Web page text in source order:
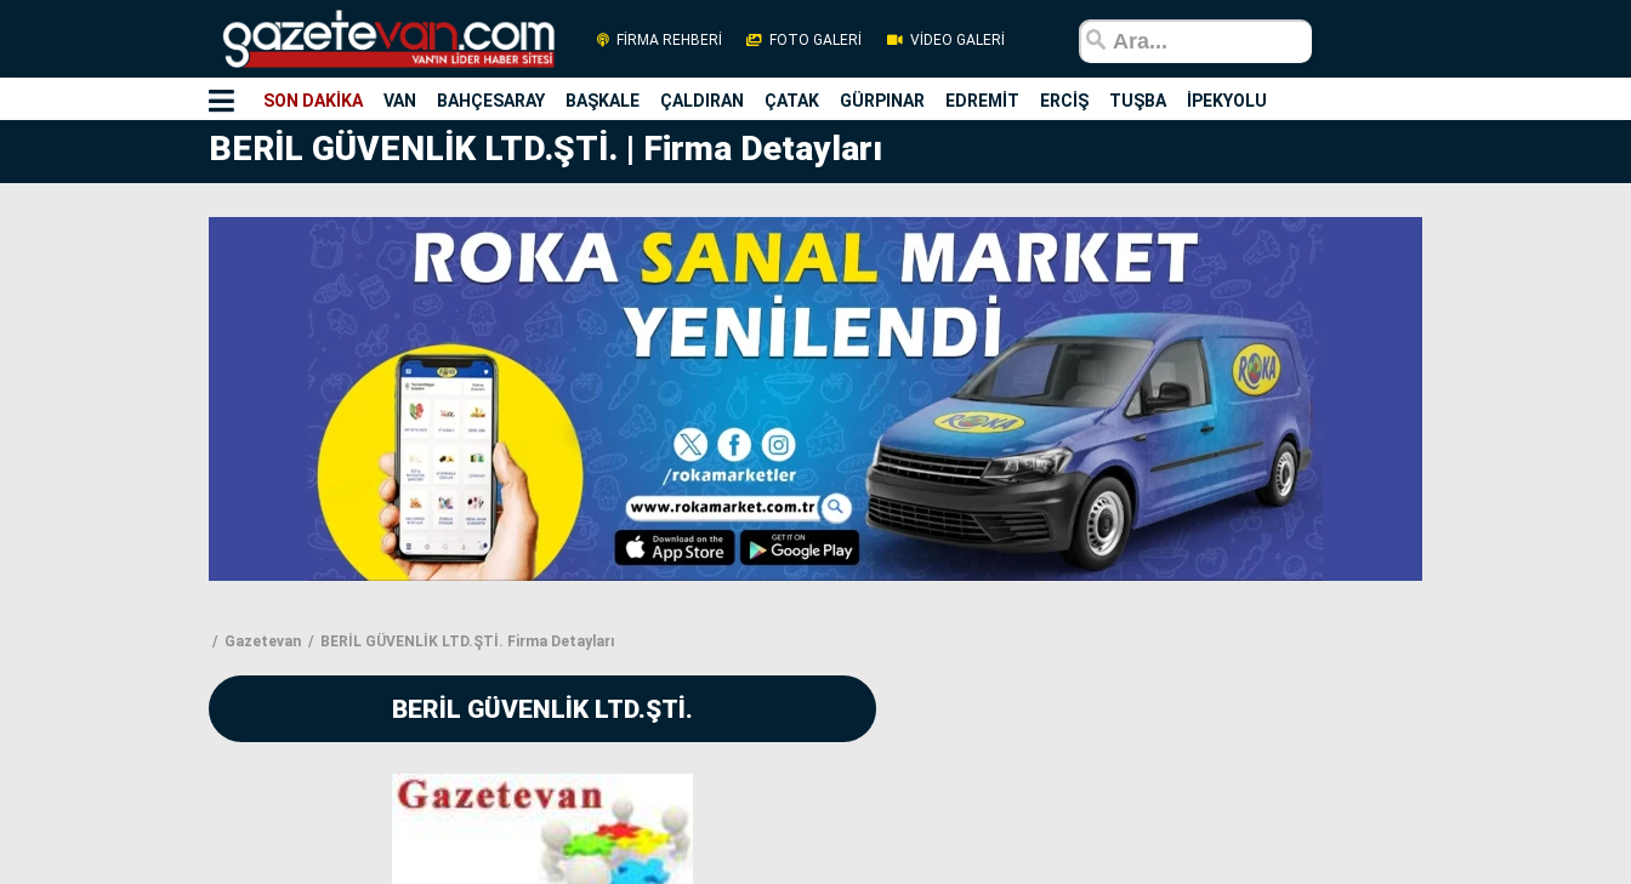
FİRMA REHBERİ FOTO GALERİ VİDEO GALERİ
SON DAKİKA VAN BAHÇESARAY BAŞKALE ÇALDIRAN ÇATAK GÜRPINAR EDREMİT ERCİŞ TUŞBA İPEKYOLU
BERİL GÜVENLİK LTD.ŞTİ. | Firma Detayları
Gazetevan BERİL GÜVENLİK LTD.ŞTİ. Firma Detayları
BERİL GÜVENLİK LTD.ŞTİ.